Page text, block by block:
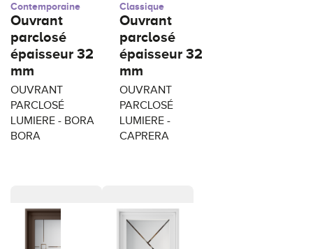
Contemporaine
Ouvrant
parclosé
épaisseur 32
mm
OUVRANT
PARCLOSÉ
LUMIERE - BORA
BORA
Classique
Ouvrant
parclosé
épaisseur 32
mm
OUVRANT
PARCLOSÉ
LUMIERE -
CAPRERA